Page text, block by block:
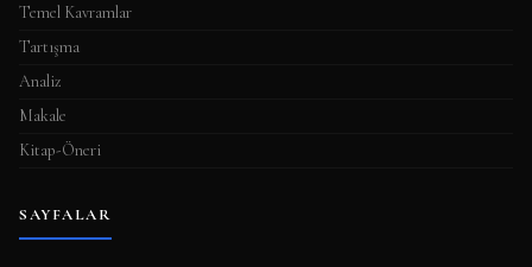
Temel Kavramlar
Tartışma
Analiz
Makale
Kitap-Öneri
SAYFALAR